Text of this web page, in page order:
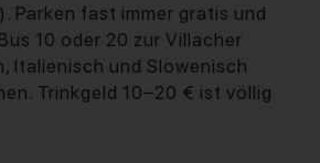
Parken fast immer gratis und
10 oder 20 zur Villacher
Italienisch und Slowenisch
Trinkgeld 10–20 € ist völlig